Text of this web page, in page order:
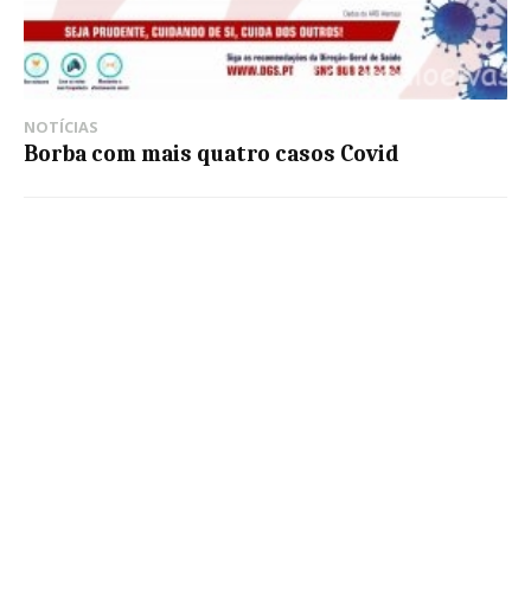
NOTÍCIAS
Borba com mais quatro casos Covid